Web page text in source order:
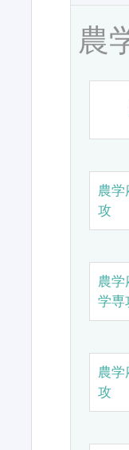
農
農
攻
農
学専
農
攻